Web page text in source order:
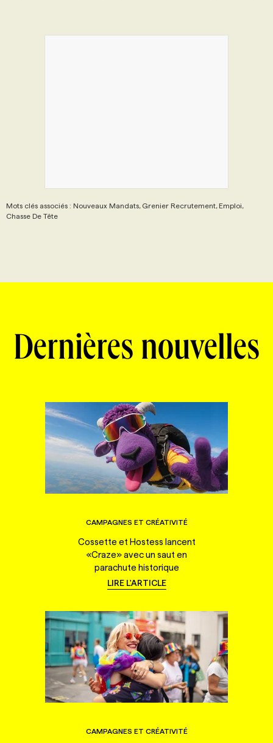
Mots clés associés : Nouveaux Mandats, Grenier Recrutement, Emploi,
Chasse De Tête
Dernières nouvelles
CAMPAGNES ET CRÉATIVITÉ
Cossette et Hostess lancent
«Craze» avec un saut en
parachute historique
LIRE L'ARTICLE
CAMPAGNES ET CRÉATIVITÉ